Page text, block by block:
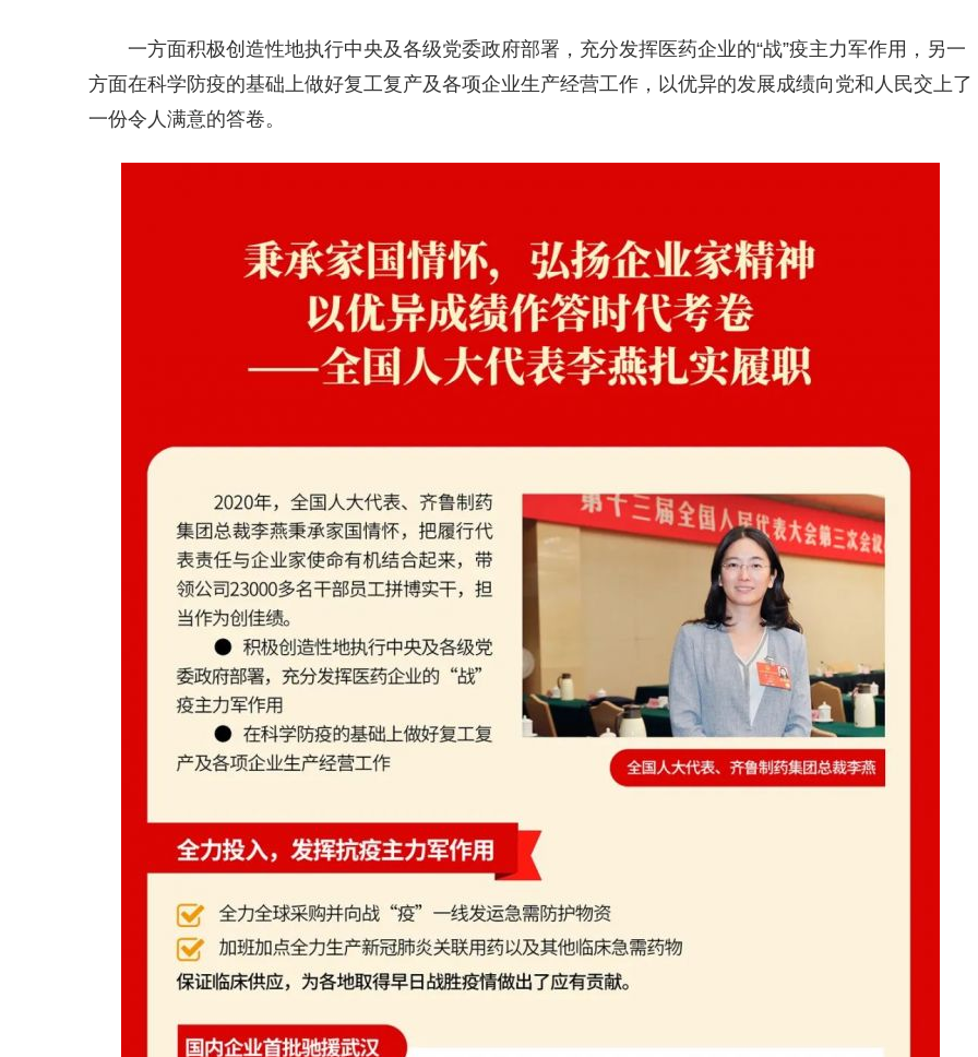
一方面积极创造性地执行中央及各级党委政府部署，充分发挥医药企业的“战”疫主力军作用，另一
方面在科学防疫的基础上做好复工复产及各项企业生产经营工作，以优异的发展成绩向党和人民交上了
一份令人满意的答卷。